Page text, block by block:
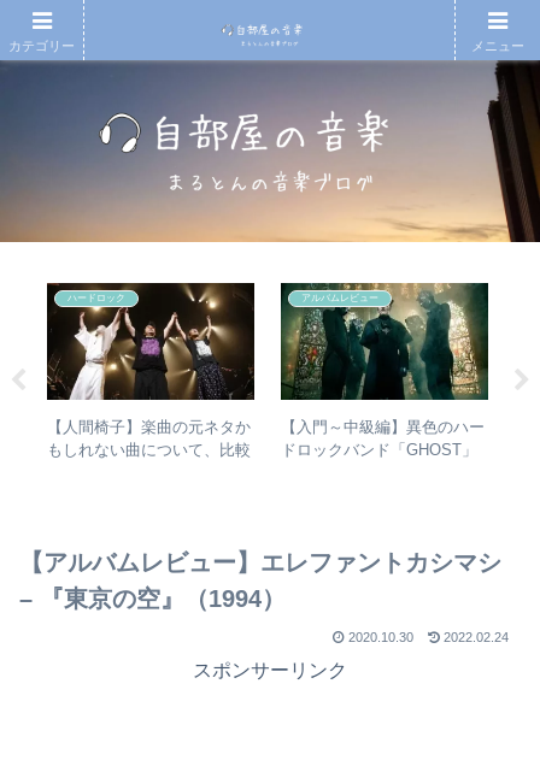
ハードロック
【人間椅子】楽曲の元ネタか
もしれない曲について、比較
アルバムレビュー
【入門～中級編】異色のハー
ドロックバンド「GHOST」
【アルバムレビュー】エレファントカシマシ
– 『東京の空』（1994）
2020.10.30 2022.02.24
スポンサーリンク
カテゴリー メニュー